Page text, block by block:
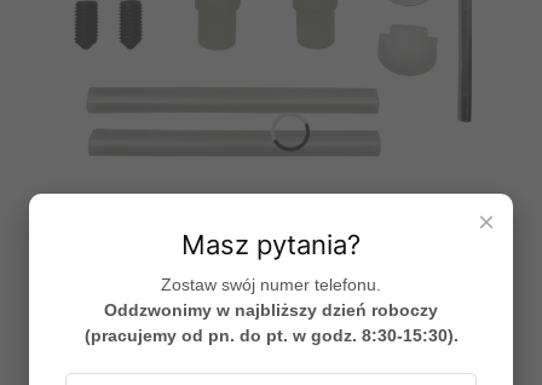
Oltens Hamnes zestaw montażowy miski wiszącej
Hamnes 49405000
89,95 zł
Do koszyka
×
Masz pytania?
Zostaw swój numer telefonu.
Oddzwonimy w najbliższy dzień roboczy
(pracujemy od pn. do pt. w godz. 8:30-15:30).